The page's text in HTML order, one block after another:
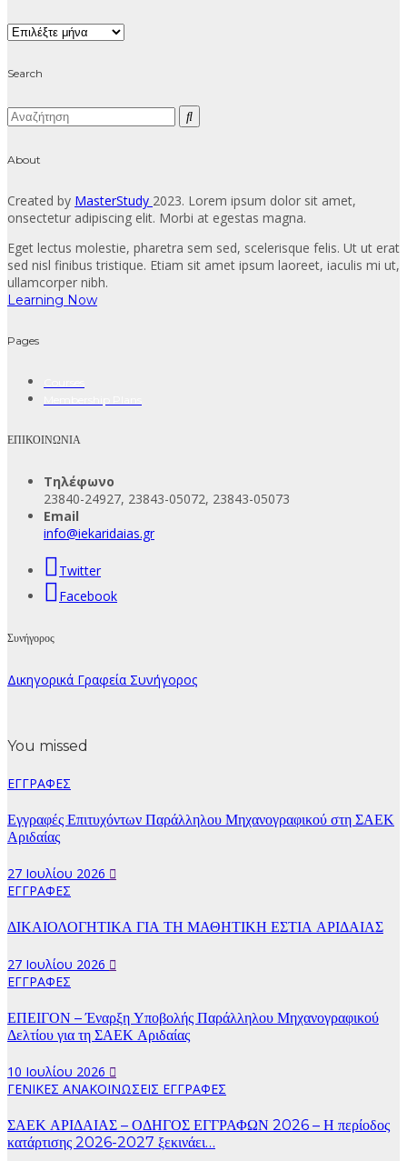
Archive
Search
About
Created by MasterStudy 2023. Lorem ipsum dolor sit amet,
onsectetur adipiscing elit. Morbi at egestas magna.
Eget lectus molestie, pharetra sem sed, scelerisque felis. Ut ut erat
sed nisl finibus tristique. Etiam sit amet ipsum laoreet, iaculis mi ut,
ullamcorper nibh.
Learning Now
Pages
ΕΠΙΚΟΙΝΩΝΙΑ
Τηλέφωνο
23840-24927, 23843-05072, 23843-05073
Email
info@iekaridaias.gr
Twitter
Facebook
Συνήγορος
Δικηγορικά Γραφεία Συνήγορος
You missed
ΕΓΓΡΑΦΕΣ
Εγγραφές Επιτυχόντων Παράλληλου Μηχανογραφικού στη ΣΑΕΚ
Αριδαίας
27 Ιουλίου 2026
ΕΓΓΡΑΦΕΣ
ΔΙΚΑΙΟΛΟΓΗΤΙΚΑ ΓΙΑ ΤΗ ΜΑΘΗΤΙΚΗ ΕΣΤΙΑ ΑΡΙΔΑΙΑΣ
27 Ιουλίου 2026
ΕΓΓΡΑΦΕΣ
ΕΠΕΙΓΟΝ – Έναρξη Υποβολής Παράλληλου Μηχανογραφικού
Δελτίου για τη ΣΑΕΚ Αριδαίας
10 Ιουλίου 2026
ΓΕΝΙΚΕΣ ΑΝΑΚΟΙΝΩΣΕΙΣ ΕΓΓΡΑΦΕΣ
ΣΑΕΚ ΑΡΙΔΑΙΑΣ – ΟΔΗΓΟΣ ΕΓΓΡΑΦΩΝ 2026 – Η περίοδος
κατάρτισης 2026-2027 ξεκινάει…